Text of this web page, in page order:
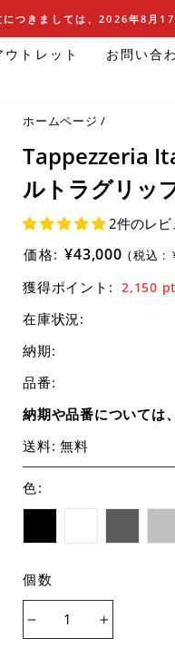
きましては、2026年8月17
ウトレット
お問い合
ホームページ /
Tappezzeria
ルトラグリッ
2件のレビ
価格: ¥43,000 (税込 :
獲得ポイント: 2,150 pt
在庫状況:
納期:
品番:
納期や品番については
送料: 無料
色:
個数